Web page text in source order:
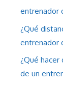
entrenador
¿Qué
entrenador
¿Qué hacer
de un